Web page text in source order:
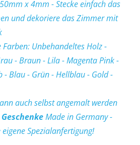
x 4mm - Stecke einfach das
und dekoriere das Zimmer mit
Unbehandeltes Holz -
- Braun - Lila - Magenta Pink -
- Blau - Grün - Hellblau - Gold -
auch selbst angemalt werden
GeschenkeMade in Germany -
Spezialanfertigung!